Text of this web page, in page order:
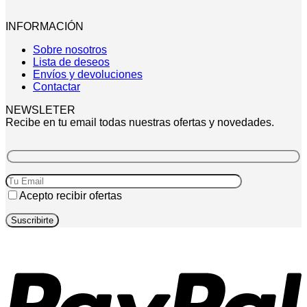
INFORMACIÓN
Sobre nosotros
Lista de deseos
Envíos y devoluciones
Contactar
NEWSLETER
Recibe en tu email todas nuestras ofertas y novedades.
Acepto recibir ofertas